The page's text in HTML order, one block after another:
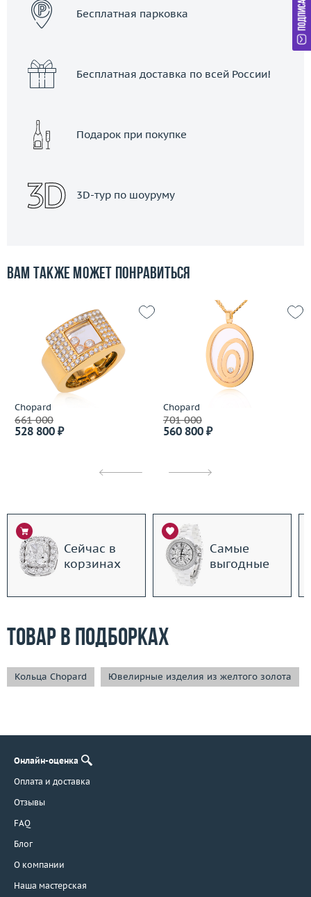
Бесплатная парковка
Бесплатная доставка по всей России!
Подарок при покупке
3D-тур по шоуруму
Вам также может понравиться
Chopard
661 000
528 800 ₽
Chopard
701 000
560 800 ₽
Сейчас в
корзинах
Самые
выгодные
Товар в подборках
Кольца Chopard Ювелирные изделия из желтого золота
Онлайн-оценка
Оплата и доставка
Отзывы
FAQ
Блог
О компании
Наша мастерская